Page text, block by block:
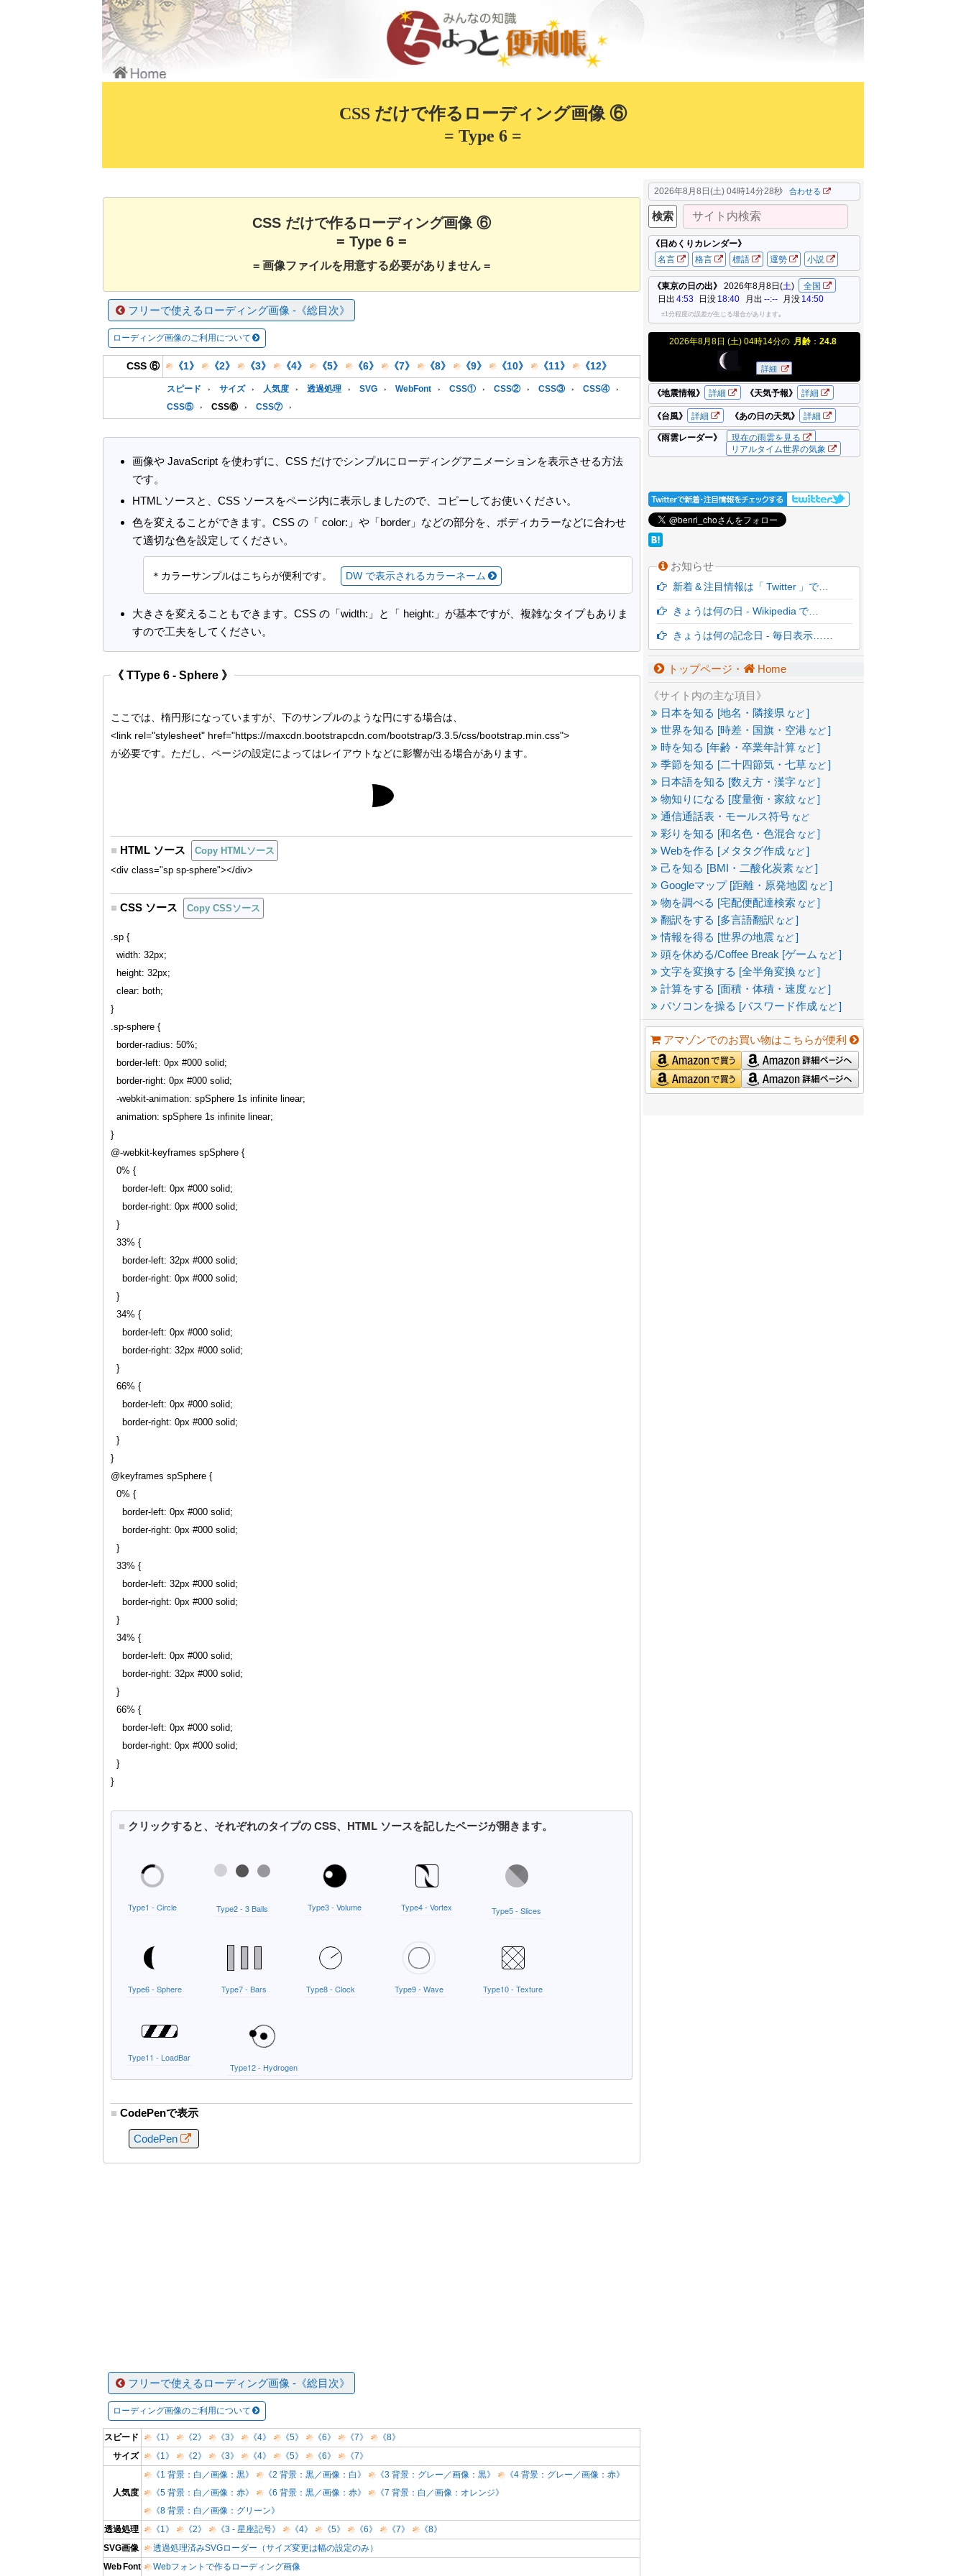
CSS だけで作るローディング画像 ⑥
= Type 6 =
CSS だけで作るローディング画像 ⑥
= Type 6 =
= 画像ファイルを用意する必要がありません =
フリーで使えるローディング画像 -《総目次》
ローディング画像のご利用について
CSS ⑥ 《1》 《2》 《3》 《4》 《5》 《6》 《7》 《8》 《9》 《10》 《11》 《12》
スピード サイズ 人気度 透過処理 SVG WebFont CSS① CSS② CSS③
CSS④
CSS⑤
CSS⑥ CSS⑦
画像や JavaScript を使わずに、CSS だけでシンプルにローディングアニメーションを表示させる方法
です。
HTML ソースと、CSS ソースをページ内に表示しましたので、コピーしてお使いください。
色を変えることができます。CSS の「 color:」や「border」などの部分を、ボディカラーなどに合わせ
て適切な色を設定してください。
＊カラーサンプルはこちらが便利です。 DW で表示されるカラーネーム
大きさを変えることもできます。CSS の「width:」と「 height:」が基本ですが、複雑なタイプもありま
すので工夫をしてください。
《 TType 6 - Sphere 》
ここでは、楕円形になっていますが、下のサンプルのような円にする場合は、
<link rel="stylesheet" href="https://maxcdn.bootstrapcdn.com/bootstrap/3.3.5/css/bootstrap.min.css">
が必要です。ただし、ページの設定によってはレイアウトなどに影響が出る場合があります。
■ HTML ソース
Copy HTMLソース
<div class="sp sp-sphere"></div>
■ CSS ソース Copy CSSソース
.sp {
  width: 32px;
  height: 32px;
  clear: both;
}
.sp-sphere {
  border-radius: 50%;
  border-left: 0px #000 solid;
  border-right: 0px #000 solid;
  -webkit-animation: spSphere 1s infinite linear;
  animation: spSphere 1s infinite linear;
}
@-webkit-keyframes spSphere {
  0% {
    border-left: 0px #000 solid;
    border-right: 0px #000 solid;
  }
  33% {
    border-left: 32px #000 solid;
    border-right: 0px #000 solid;
  }
  34% {
    border-left: 0px #000 solid;
    border-right: 32px #000 solid;
  }
  66% {
    border-left: 0px #000 solid;
    border-right: 0px #000 solid;
  }
}
@keyframes spSphere {
  0% {
    border-left: 0px #000 solid;
    border-right: 0px #000 solid;
  }
  33% {
    border-left: 32px #000 solid;
    border-right: 0px #000 solid;
  }
  34% {
    border-left: 0px #000 solid;
    border-right: 32px #000 solid;
  }
  66% {
    border-left: 0px #000 solid;
    border-right: 0px #000 solid;
  }
■ CodePenで表示
CodePen
フリーで使えるローディング画像 -《総目次》
ローディング画像のご利用について
スピード 《1》 《2》 《3》 《4》 《5》 《6》 《7》
《8》
サイズ
《1》 《2》 《3》 《4》 《5》 《6》 《7》
人気度
《1 背景：白／画像：黒》 《2 背景：黒／画像：白》 《3 背景：グレー／画像：黒》
《4 背景：グレー／画像：赤》
《5 背景：白／画像：赤》
《6 背景：黒／画像：赤》
《7 背景：白／画像：オレンジ》
《8 背景：白／画像：グリーン》
透過処理
《1》 《2》 《3 - 星座記号》 《4》 《5》 《6》 《7》
《8》
SVG画像
透過処理済みSVGローダー（サイズ変更は幅の設定のみ）
Web Font
Webフォントで作るローディング画像
2026年8月8日(土) 04時14分29秒 合わせる
お知らせ
新着 & 注目情報は「 Twitter 」で…
きょうは何の日 - Wikipedia で…
きょうは何の記念日 - 毎日表示……
トップページ・ Home
《サイト内の主な項目》
日本を知る [地名・隣接県 など ]
世界を知る [時差・国旗・空港 など ]
時を知る [年齢・卒業年計算 など ]
季節を知る [二十四節気・七草 など ]
日本語を知る [数え方・漢字 など ]
物知りになる [度量衡・家紋 など ]
通信通話表・モールス符号 など
彩りを知る [和名色・色混合 など ]
Webを作る [メタタグ作成 など ]
己を知る [BMI・二酸化炭素 など ]
Googleマップ [距離・原発地図 など ]
物を調べる [宅配便配達検索 など ]
翻訳をする [多言語翻訳 など ]
情報を得る [世界の地震 など ]
頭を休める/Coffee Break [ゲーム など ]
文字を変換する [全半角変換 など ]
計算をする [面積・体積・速度 など ]
パソコンを操る [パスワード作成 など ]
アマゾンでのお買い物はこちらが便利